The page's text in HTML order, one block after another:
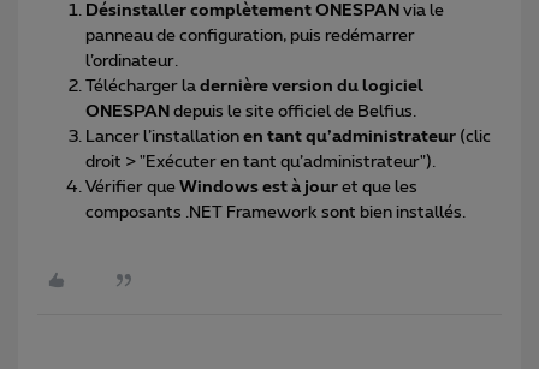
Désinstaller complètement ONESPAN via le
panneau de configuration, puis redémarrer
l’ordinateur.
Télécharger la dernière version du logiciel
ONESPAN depuis le site officiel de Belfius.
Lancer l’installation en tant qu’administrateur (clic
droit > "Exécuter en tant qu’administrateur").
Vérifier que Windows est à jour et que les
composants .NET Framework sont bien installés.